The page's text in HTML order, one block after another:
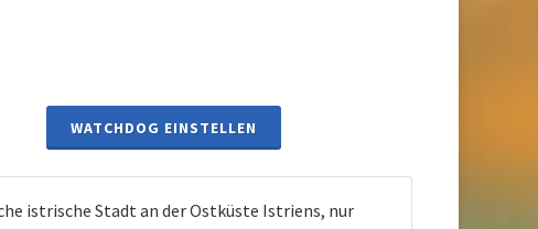
WATCHDOG EINSTELLEN
istrische Stadt an der Ostküste Istriens, nur